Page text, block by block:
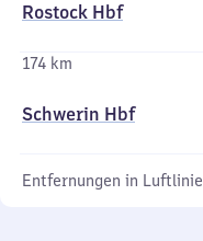
Rostock Hbf
174 km
Schwerin Hbf
Entfernungen in Luftlinie